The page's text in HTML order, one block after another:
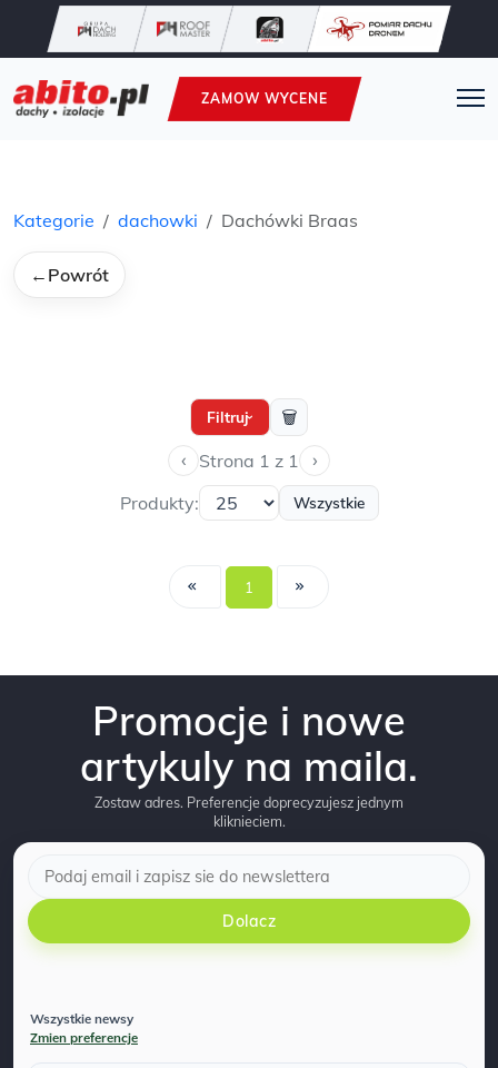
ZAMOW WYCENE
Kategorie dachowki Dachówki Braas
← Powrót
Filtruj› 🗑
‹ Strona 1 z 1 ›
Produkty: Wszystkie
1
Promocje i nowe
artykuly na maila.
Zostaw adres. Preferencje doprecyzujesz jednym
kliknieciem.
Dolacz
Wszystkie newsy
Zmien preferencje